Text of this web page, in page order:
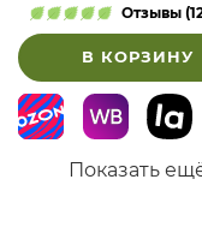
Отзывы
В КОРЗИНУ
Показать